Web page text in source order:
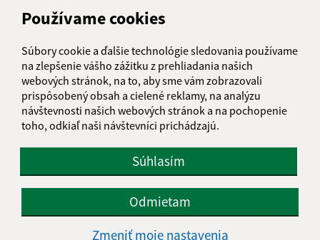
Používame cookies
Súbory cookie a ďalšie technológie sledovania používame
na zlepšenie vášho zážitku z prehliadania našich
webových stránok, na to, aby sme vám zobrazovali
prispôsobený obsah a cielené reklamy, na analýzu
návštevnosti našich webových stránok a na pochopenie
toho, odkiaľ naši návštevníci prichádzajú.
Súhlasím
Odmietam
Zmeniť moje nastavenia
Štvrtok:
nestránkový deň
Piatok:
07:00 - 12:00
Obedňajšia prestávka:12:00 - 12:30
Kontakt:
Obecný úrad Hlinné
094 35 Soľ
info@hlinne.sk
+421 905 427 363
IČO: 00332411